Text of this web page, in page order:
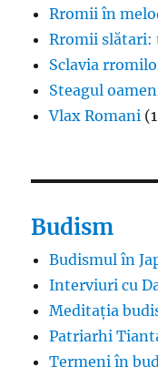
Rromii în
Rromii
Sclavia
Steagul
Vlax Romani
Budism
Budismul în
Interviuri cu
Meditația
Patriarhi
Termeni în